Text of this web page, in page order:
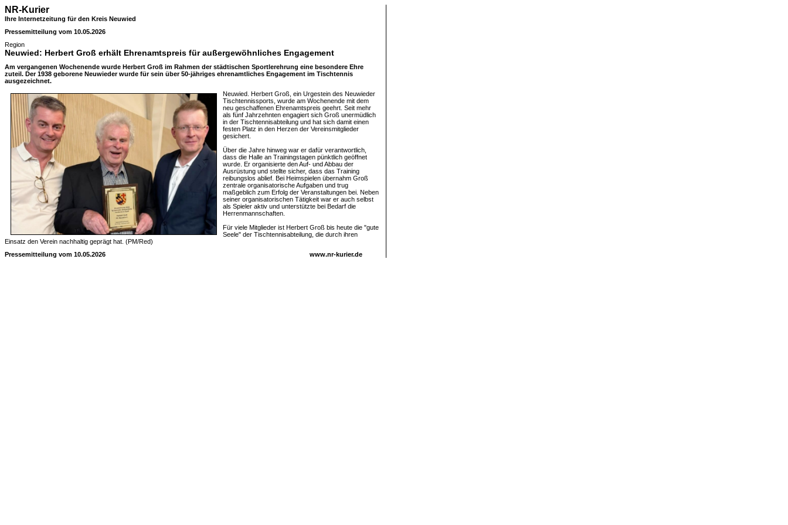
NR-Kurier
Ihre Internetzeitung für den Kreis Neuwied
Pressemitteilung vom 10.05.2026
Region
Neuwied: Herbert Groß erhält Ehrenamtspreis für außergewöhnliches Engagement
Am vergangenen Wochenende wurde Herbert Groß im Rahmen der städtischen Sportlerehrung eine besondere Ehre
zuteil. Der 1938 geborene Neuwieder wurde für sein über 50-jähriges ehrenamtliches Engagement im Tischtennis
ausgezeichnet.
Neuwied. Herbert Groß, ein Urgestein des Neuwieder
Tischtennissports, wurde am Wochenende mit dem
neu geschaffenen Ehrenamtspreis geehrt. Seit mehr
als fünf Jahrzehnten engagiert sich Groß unermüdlich
in der Tischtennisabteilung und hat sich damit einen
festen Platz in den Herzen der Vereinsmitglieder
gesichert.
Über die Jahre hinweg war er dafür verantwortlich,
dass die Halle an Trainingstagen pünktlich geöffnet
wurde. Er organisierte den Auf- und Abbau der
Ausrüstung und stellte sicher, dass das Training
reibungslos ablief. Bei Heimspielen übernahm Groß
zentrale organisatorische Aufgaben und trug
maßgeblich zum Erfolg der Veranstaltungen bei. Neben
seiner organisatorischen Tätigkeit war er auch selbst
als Spieler aktiv und unterstützte bei Bedarf die
Herrenmannschaften.
Für viele Mitglieder ist Herbert Groß bis heute die "gute
Seele" der Tischtennisabteilung, die durch ihren
Einsatz den Verein nachhaltig geprägt hat. (PM/Red)
Pressemitteilung vom 10.05.2026
www.nr-kurier.de